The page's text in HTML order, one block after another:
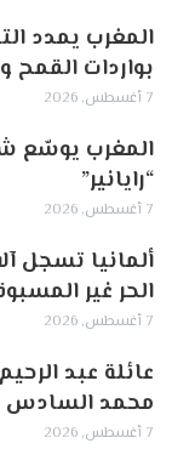
المغرب يمدد
بواردات القمح
7 أغسطس, 2026
المغرب يوسّع
“رايانير”
7 أغسطس, 2026
ألمانيا تسجل
الحر غير
7 أغسطس, 2026
عائلة عبد
محمد السادس
7 أغسطس, 2026